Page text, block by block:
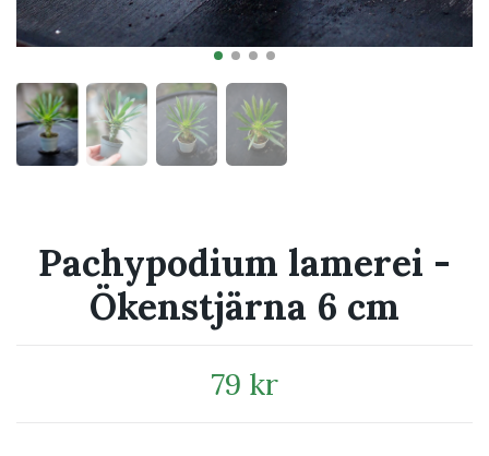
Pachypodium lamerei -
Ökenstjärna 6 cm
79 kr